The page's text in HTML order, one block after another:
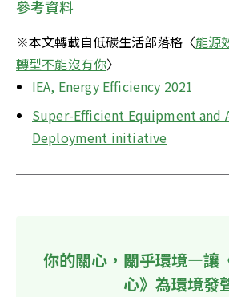
參考資料
※本文轉載自低碳生活部落格〈能源
轉型不能沒有你〉
IEA, Energy Efficiency 2021
Super-Efficient Equipment and
Deployment initiative
你的關心，關乎環境—讓
心》為環境發